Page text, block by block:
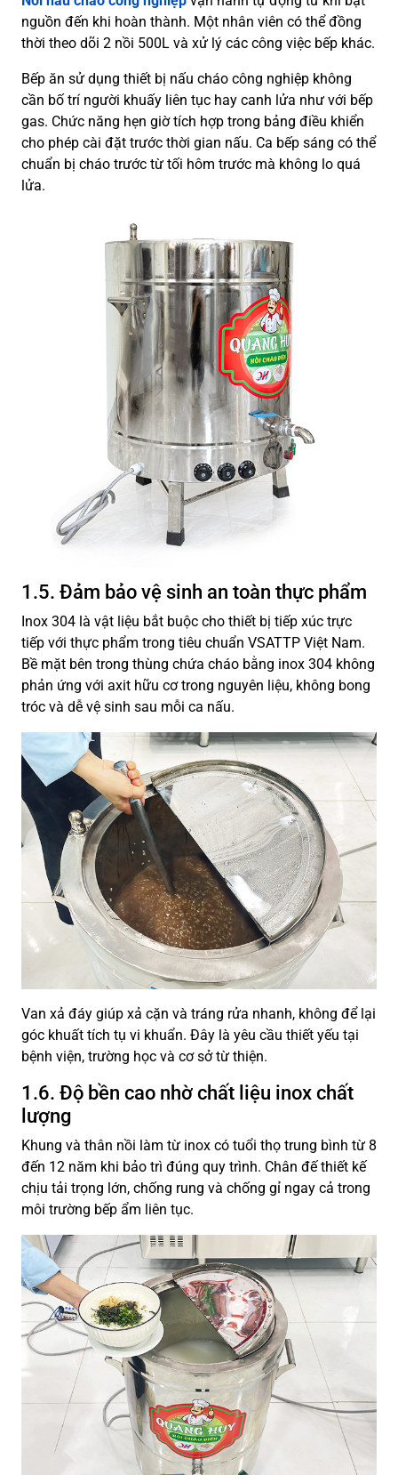
nguồn đến khi hoàn thành. Một nhân viên có thể đồng
thời theo dõi 2 nồi 500L và xử lý các công việc bếp khác.
Bếp ăn sử dụng thiết bị nấu cháo công nghiệp không
cần bố trí người khuấy liên tục hay canh lửa như với bếp
gas. Chức năng hẹn giờ tích hợp trong bảng điều khiển
cho phép cài đặt trước thời gian nấu. Ca bếp sáng có thể
chuẩn bị cháo trước từ tối hôm trước mà không lo quá
lửa.
1.5. Đảm bảo vệ sinh an toàn thực phẩm
Inox 304 là vật liệu bắt buộc cho thiết bị tiếp xúc trực
tiếp với thực phẩm trong tiêu chuẩn VSATTP Việt Nam.
Bề mặt bên trong thùng chứa cháo bằng inox 304 không
phản ứng với axit hữu cơ trong nguyên liệu, không bong
tróc và dễ vệ sinh sau mỗi ca nấu.
Van xả đáy giúp xả cặn và tráng rửa nhanh, không để lại
góc khuất tích tụ vi khuẩn. Đây là yêu cầu thiết yếu tại
bệnh viện, trường học và cơ sở từ thiện.
1.6. Độ bền cao nhờ chất liệu inox chất
lượng
Khung và thân nồi làm từ inox có tuổi thọ trung bình từ 8
đến 12 năm khi bảo trì đúng quy trình. Chân đế thiết kế
chịu tải trọng lớn, chống rung và chống gỉ ngay cả trong
môi trường bếp ẩm liên tục.